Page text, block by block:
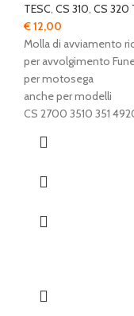
TESC, CS 310, CS 320
€12,00
Molla di avviamento
per avvolgimento
per motosega
anche per modelli
CS 2700 3510 351